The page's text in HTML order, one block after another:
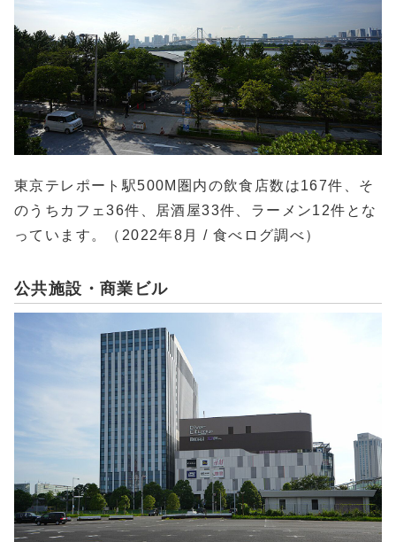
東京テレポート駅500M圏内の飲食店数は167件、そ
のうちカフェ36件、居酒屋33件、ラーメン12件とな
っています。（2022年8月 / 食べログ調べ）
公共施設・商業ビル